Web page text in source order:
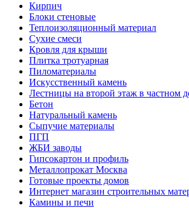
Кирпич
Блоки стеновые
Теплоизоляционный материал
Сухие смеси
Кровля для крыши
Плитка тротуарная
Пиломатериалы
Искусственный камень
Лестницы на второй этаж в частном
Бетон
Натуральный камень
Сыпучие материалы
ПГП
ЖБИ заводы
Гипсокартон и профиль
Металлопрокат Москва
Готовые проекты домов
Интернет магазин строительных
Камины и печи